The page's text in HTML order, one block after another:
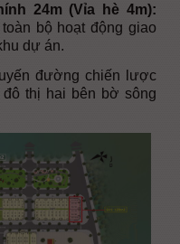
24m (Vỉa hè 4m):
bộ hoạt động giao
dự án.
đường chiến lược
đô thị hai bên bờ sông